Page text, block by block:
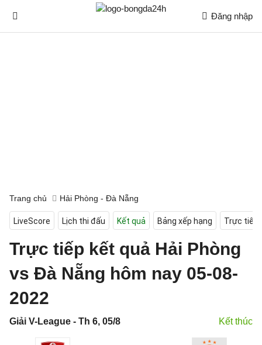
Đăng nhập
Trang chủ Hải Phòng - Đà Nẵng
LiveScore Lịch thi đấu Kết quả Bảng xếp hạng Trực tiếp
Trực tiếp kết quả Hải Phòng
vs Đà Nẵng hôm nay 05-08-
2022
Giải V-League - Th 6, 05/8 Kết thúc